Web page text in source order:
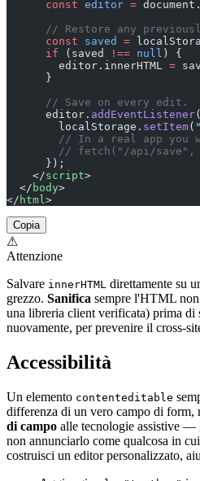
      const
editor = document.
// Restore any
      const
saved =
      if
(saved !== null ) {
        editor.innerHTML
=
      }
      // Save on every edit.
      editor.
addEventListener(
        localStorage.
setItem(
// In a real app you
// fetch("/api/
      });
    </
script>
  </
body>
</ html >
Copia
⚠
Attenzione
Salvare innerHTML direttamente su
grezzo. Sanifica sempre l'HTML
una libreria client verificata) prima di
nuovamente, per prevenire il cross-
Accessibilità
Un elemento contenteditable
differenza di un vero campo di form,
di campo alle tecnologie assistive —
non annunciarlo come qualcosa in
costruisci un editor personalizzato,